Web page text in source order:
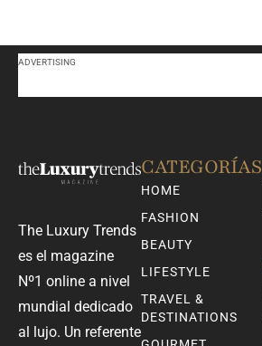
ADVERTISING
The Luxury Trends
es el magazine
Nº1 online a nivel
mundial dedicado
al lujo. Un referente
CATEGORÍAS
HOME
FASHION
BEAUTY
LIFESTYLE
TRAVEL &
DESTINATIONS